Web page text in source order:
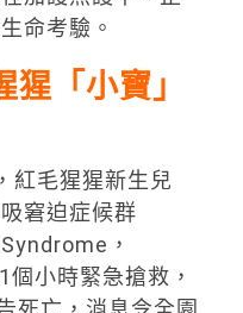
命考驗。
「小寶」
紅毛猩猩新生兒
窘迫症候群
，
個小時緊急搶救，